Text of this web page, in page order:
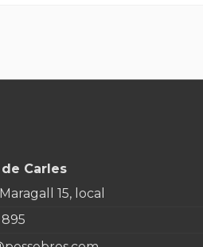
Carles
15, local